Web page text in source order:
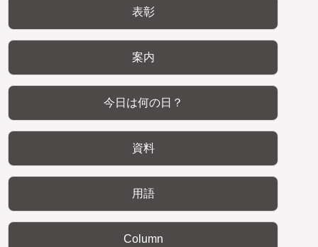
表彰
案内
今日は何の日？
資料
用語
Column